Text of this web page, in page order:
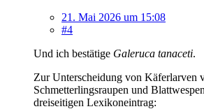
21. Mai 2026 um 15:08
#4
Und ich bestätige Galeruca tanaceti.
Zur Unterscheidung von Käferlarven
Schmetterlingsraupen und
dreiseitigen Lexikoneintrag: